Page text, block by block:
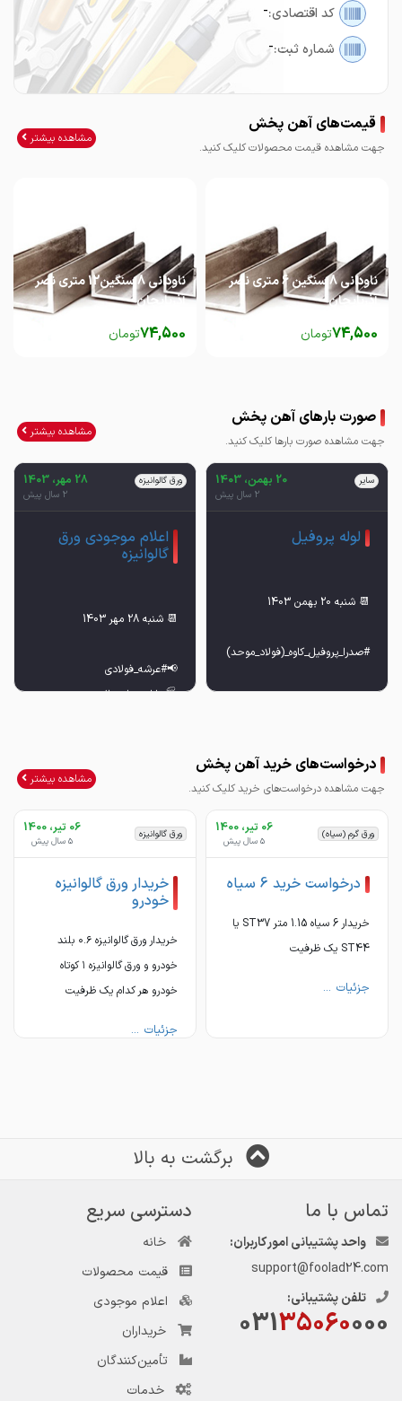
کد اقتصادی:-
شماره ثبت:-
قیمت‌های آهن پخش
جهت مشاهده قیمت محصولات کلیک کنید.
مشاهده بیشتر
ناودانی 8 سنگین 6 متری نصر
آذربایجان
74,500تومان
ناودانی 8 سنگین12 متری نصر
آذربایجان
74,500تومان
صورت بارهای آهن پخش
جهت مشاهده صورت بارها کلیک کنید.
مشاهده بیشتر
سایر 20 بهمن، 1403
2 سال پیش
لوله پروفیل
💢 لوله صدرا پروفیل کاوه
✅ جهت خرید، مشاوره و ارتباط با
ورق گالوانیزه 28 مهر، 1403
2 سال پیش
اعلام موجودی ورق
گالوانیزه
✅ جهت خرید، مشاوره و ارتباط با
کارشناسان فروش در تلگرام و ایتا
درخواست‌های خرید آهن پخش
جهت مشاهده درخواست‌های خرید کلیک کنید.
مشاهده بیشتر
ورق گرم (سیاه) 06 تیر، 1400
5 سال پیش
درخواست خرید 6 سیاه
خریدار 6 سیاه 1.15 متر ST37 یا
ST44 یک ظرفیت
جزئیات ...
ورق گالوانیزه 06 تیر، 1400
5 سال پیش
خریدار ورق گالوانیزه
خودرو
خریدار ورق گالوانیزه ۰.۶ بلند
خودرو و ورق گالوانیزه ۱ کوتاه
خودرو هر کدام یک ظرفیت
جزئیات ...
برگشت به بالا
تماس با ما
واحد پشتیبانی امور کاربران:
support@foolad24.com
تلفن پشتیبانی:
03135060000
دسترسی سریع
خانه
قیمت محصولات
اعلام موجودی
خریداران
تأمین‌کنندگان
خدمات